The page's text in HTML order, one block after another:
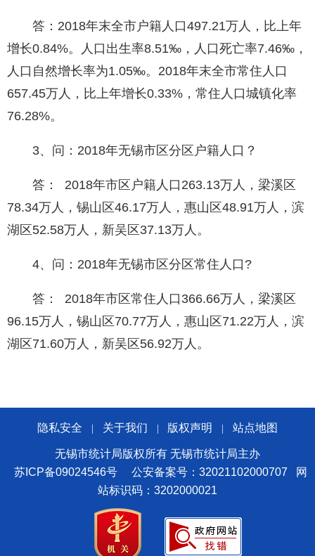
答：2018年末全市户籍人口497.21万人，比上年
增长0.84%。人口出生率8.51‰，人口死亡率7.46‰，
人口自然增长率为1.05‰。2018年末全市常住人口
657.45万人，比上年增长0.33%，常住人口城镇化率
76.28%。
3、问：2018年无锡市区分区户籍人口？
答： 2018年市区户籍人口263.13万人，梁溪区
78.34万人，锡山区46.17万人，惠山区48.91万人，滨
湖区52.58万人，新吴区37.13万人。
4、问：2018年无锡市区分区常住人口?
答： 2018年市区常住人口366.66万人，梁溪区
96.15万人，锡山区70.77万人，惠山区71.22万人，滨
湖区71.60万人，新吴区56.92万人。
隐私安全 关于我们 版权声明 站点地图
无锡市统计局版权所有 无锡市统计局主办
苏ICP备09024546号
公安备案号：32021102000707
网
站标识码：3202000021